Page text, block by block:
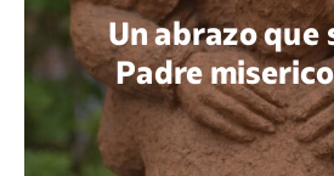
Un abrazo que
Padre
POR ERNESTO